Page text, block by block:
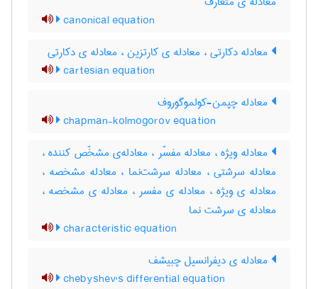
canonical equation
معادله دکارتی ، معادله ی کارتزین ، معادله ی دکارتی
cartesian equation
معادله چپمن-کولموگوروف
chapman-kolmogorov equation
معادله ویژه ، معادله مفسّر ، معادله‌ی مشخّص کننده ،
معادله سرشتی ، معادله سرشت‌نما ، معادله مشخصه ،
معادله ی ویژه ، معادله ی مفسر ، معادله ی مشخصه ،
معادله ی سرشت نما
characteristic equation
معادله ی دیفرانسیل چبیشف
chebyshev's differential equation